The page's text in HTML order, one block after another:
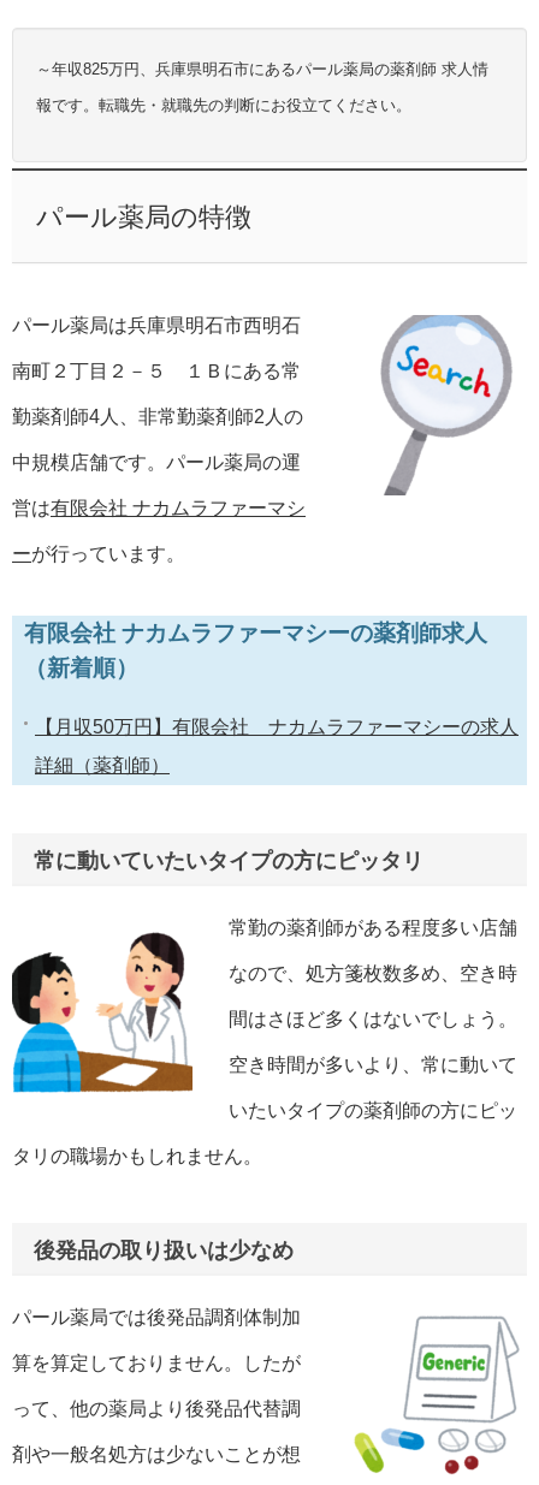
～年収825万円、兵庫県明石市にあるパール薬局の薬剤師 求人情
報です。転職先・就職先の判断にお役立てください。
パール薬局の特徴
パール薬局は兵庫県明石市西明石
南町２丁目２－５ １Ｂにある常
勤薬剤師4人、非常勤薬剤師2人の
中規模店舗です。パール薬局の運
営は有限会社 ナカムラファーマシ
ーが行っています。
有限会社 ナカムラファーマシーの薬剤師求人
（新着順）
【月収50万円】有限会社 ナカムラファーマシーの求人
詳細（薬剤師）
常に動いていたいタイプの方にピッタリ
常勤の薬剤師がある程度多い店舗
なので、処方箋枚数多め、空き時
間はさほど多くはないでしょう。
空き時間が多いより、常に動いて
いたいタイプの薬剤師の方にピッ
タリの職場かもしれません。
後発品の取り扱いは少なめ
パール薬局では後発品調剤体制加
算を算定しておりません。したが
って、他の薬局より後発品代替調
剤や一般名処方は少ないことが想